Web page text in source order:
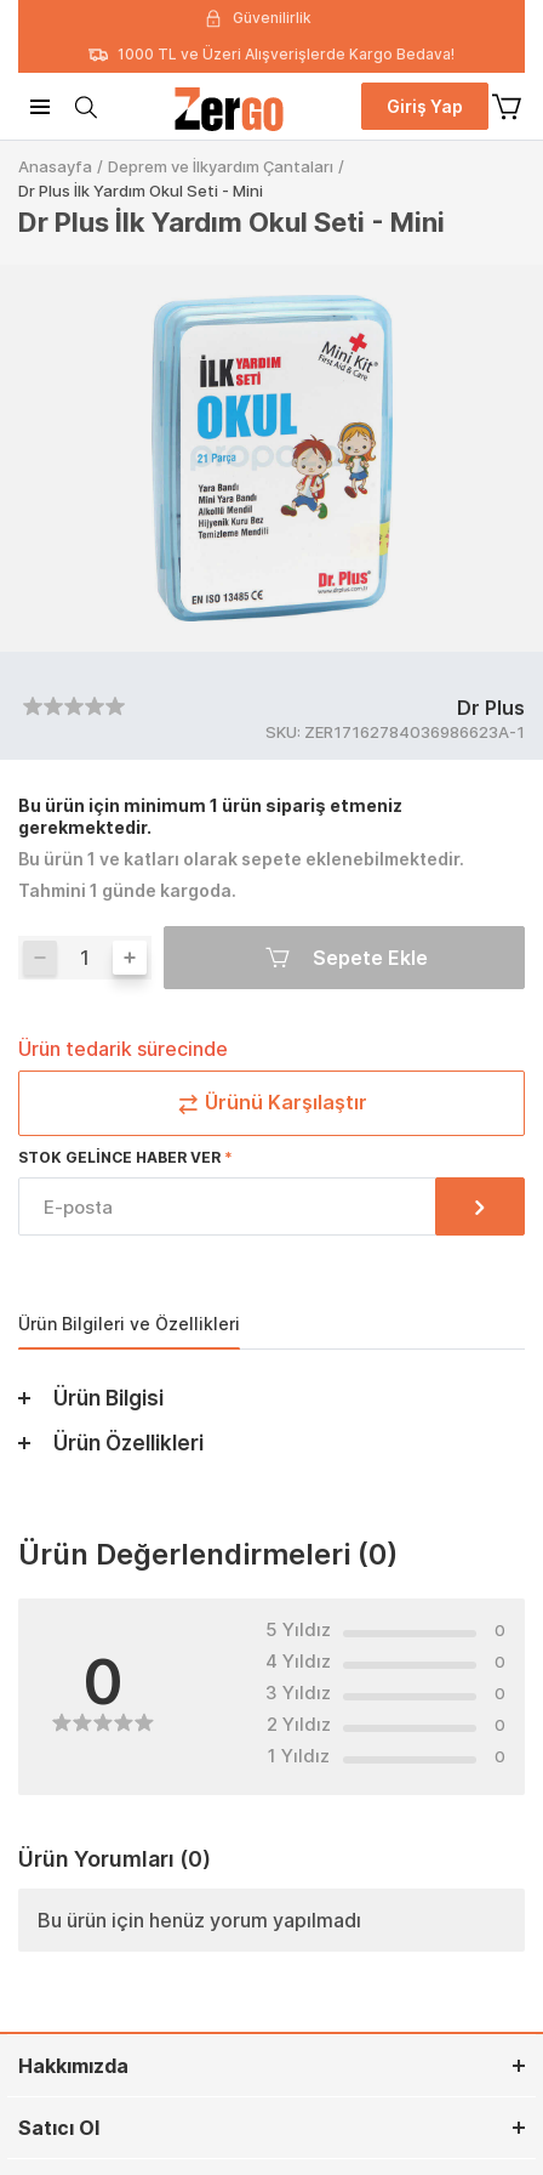
Güvenilirlik
1000 TL ve Üzeri Alışverişlerde Kargo Bedava!
Giriş Yap
Anasayfa / Deprem ve İlkyardım Çantaları /
Dr Plus İlk Yardım Okul Seti - Mini
Dr Plus İlk Yardım Okul Seti - Mini
Dr Plus
SKU: ZER17162784036986623A-1
Bu ürün için minimum 1 ürün sipariş etmeniz
gerekmektedir.
Bu ürün 1 ve katları olarak sepete eklenebilmektedir.
Tahmini 1 günde kargoda.
Sepete Ekle
Ürün tedarik sürecinde
Ürünü Karşılaştır
STOK GELINCE HABER VER
Ürün Bilgileri ve Özellikleri
Ürün Bilgisi
Ürün Özellikleri
Ürün Değerlendirmeleri (0)
0
5 Yıldız 0
4 Yıldız 0
3 Yıldız 0
2 Yıldız 0
1 Yıldız 0
Ürün Yorumları (0)
Bu ürün için henüz yorum yapılmadı
Hakkımızda
Satıcı Ol